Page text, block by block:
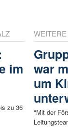
im
zu 36
war
um
"Mit der